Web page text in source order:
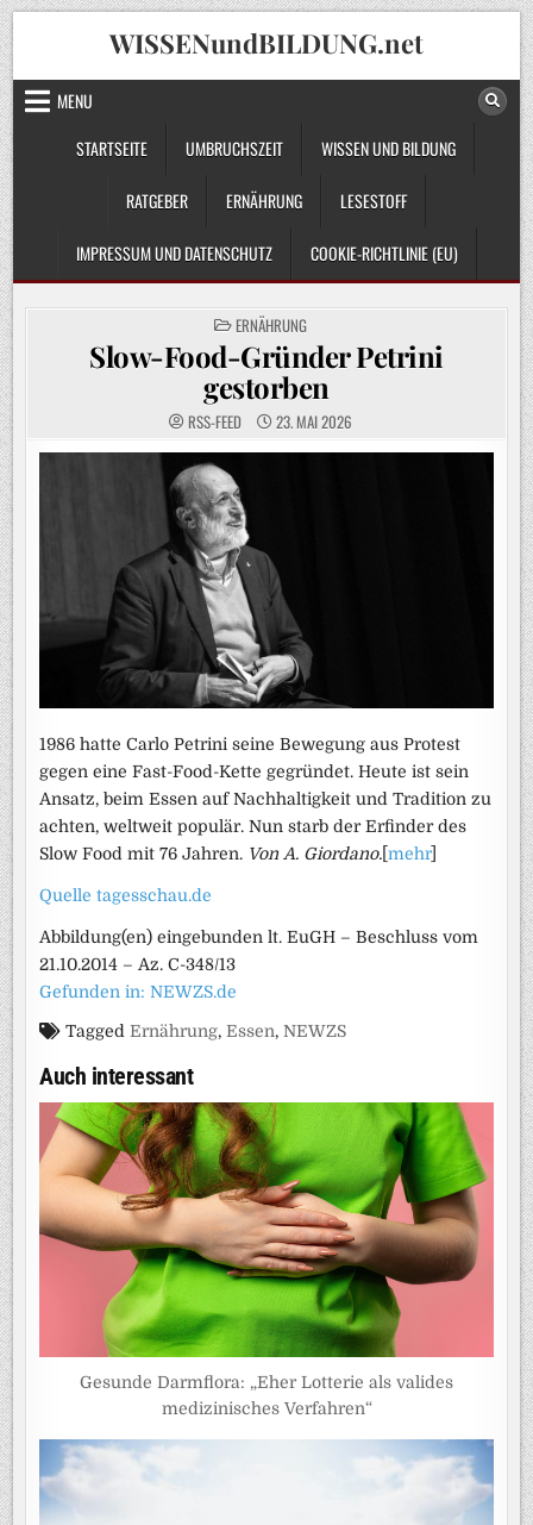
Skip
to
content
WISSENundBILDUNG.net
MENU
STARTSEITE
UMBRUCHSZEIT WISSEN UND BILDUNG
RATGEBER ERNÄHRUNG LESESTOFF
IMPRESSUM UND DATENSCHUTZ COOKIE-RICHTLINIE (EU)
POSTED
IN
ERNÄHRUNG
Slow-Food-Gründer Petrini
gestorben
RSS-FEED 23. MAI 2026
1986 hatte Carlo Petrini seine Bewegung aus Protest
gegen eine Fast-Food-Kette gegründet. Heute ist sein
Ansatz, beim Essen auf Nachhaltigkeit und Tradition zu
achten, weltweit populär. Nun starb der Erfinder des
Slow Food mit 76 Jahren. Von A. Giordano. [mehr]
Quelle tagesschau.de
Abbildung(en) eingebunden lt. EuGH – Beschluss vom
21.10.2014 – Az. C-348/13
Gefunden in: NEWZS.de
TaggedErnährung,Essen,NEWZS
Auch interessant
Gesunde Darmflora: „Eher Lotterie als valides
medizinisches Verfahren“